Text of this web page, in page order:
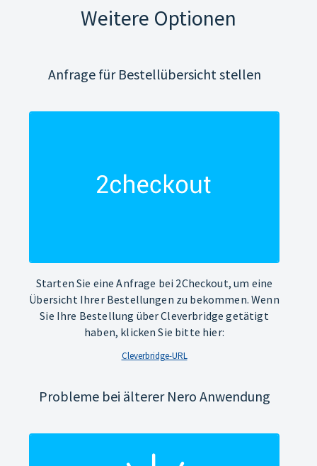
Weitere Optionen
Anfrage für Bestellübersicht stellen
Starten Sie eine Anfrage bei 2Checkout, um eine
Übersicht Ihrer Bestellungen zu bekommen. Wenn
Sie Ihre Bestellung über Cleverbridge getätigt
haben, klicken Sie bitte hier:
Cleverbridge-URL
Probleme bei älterer Nero Anwendung